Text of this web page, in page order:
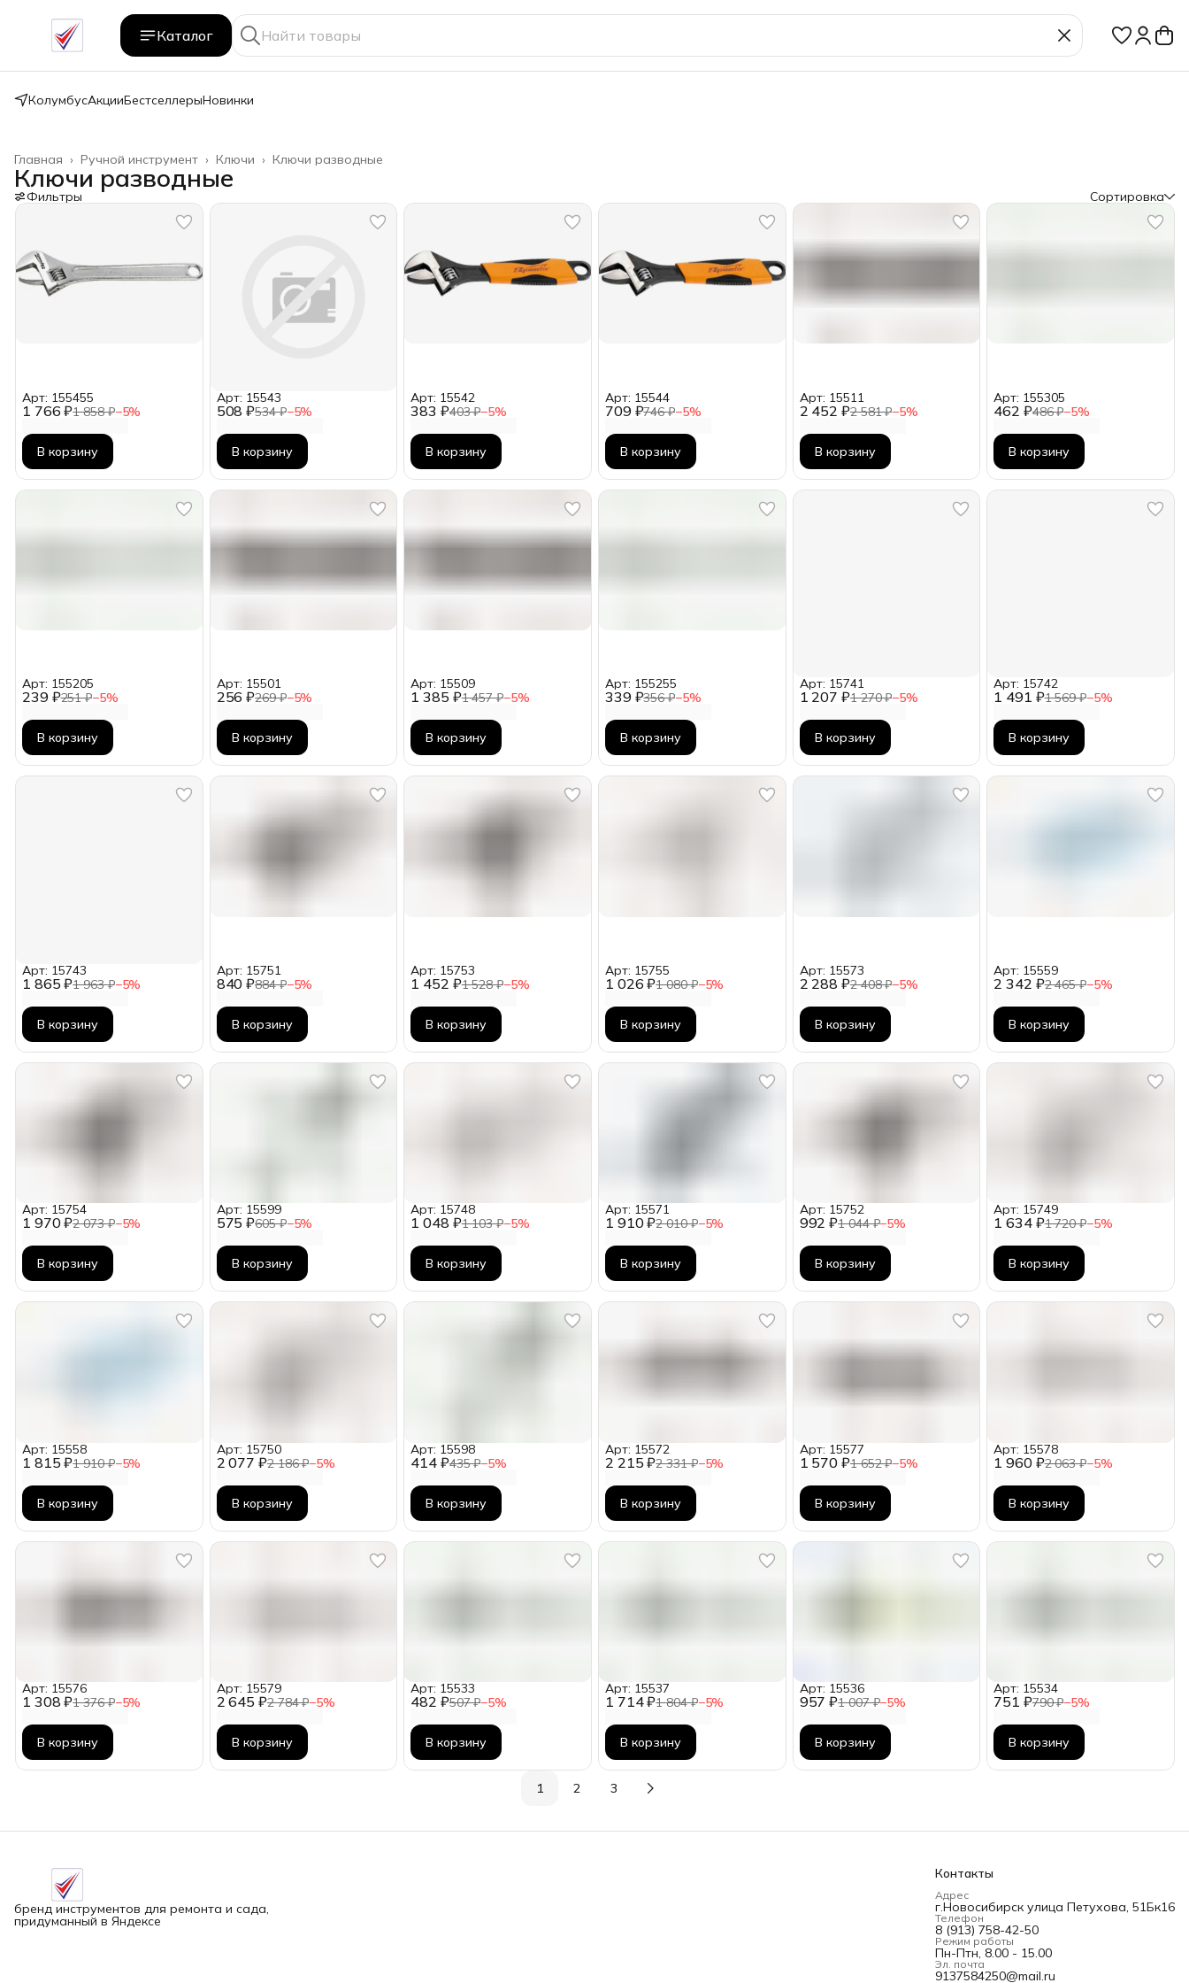
Каталог
КолумбусАкцииБестселлерыНовинки
Ключи разводные
Ключи ›
Ручной инструмент ›
Главная ›
Ключи разводные
Фильтры Сортировка
1 766 ₽1 858 ₽−5%
Арт: 155455
В корзину
508 ₽534 ₽−5%
Арт: 15543
В корзину
383 ₽403 ₽−5%
Арт: 15542
В корзину
709 ₽746 ₽−5%
Арт: 15544
В корзину
2 452 ₽2 581 ₽−5%
Арт: 15511
В корзину
462 ₽486 ₽−5%
Арт: 155305
В корзину
239 ₽251 ₽−5%
Арт: 155205
В корзину
256 ₽269 ₽−5%
Арт: 15501
В корзину
1 385 ₽1 457 ₽−5%
Арт: 15509
В корзину
339 ₽356 ₽−5%
Арт: 155255
В корзину
1 207 ₽1 270 ₽−5%
Арт: 15741
В корзину
1 491 ₽1 569 ₽−5%
Арт: 15742
В корзину
1 865 ₽1 963 ₽−5%
Арт: 15743
В корзину
840 ₽884 ₽−5%
Арт: 15751
В корзину
1 452 ₽1 528 ₽−5%
Арт: 15753
В корзину
1 026 ₽1 080 ₽−5%
Арт: 15755
В корзину
2 288 ₽2 408 ₽−5%
Арт: 15573
В корзину
2 342 ₽2 465 ₽−5%
Арт: 15559
В корзину
1 970 ₽2 073 ₽−5%
Арт: 15754
В корзину
575 ₽605 ₽−5%
Арт: 15599
В корзину
1 048 ₽1 103 ₽−5%
Арт: 15748
В корзину
1 910 ₽2 010 ₽−5%
Арт: 15571
В корзину
992 ₽1 044 ₽−5%
Арт: 15752
В корзину
1 634 ₽1 720 ₽−5%
Арт: 15749
В корзину
1 815 ₽1 910 ₽−5%
Арт: 15558
В корзину
2 077 ₽2 186 ₽−5%
Арт: 15750
В корзину
414 ₽435 ₽−5%
Арт: 15598
В корзину
2 215 ₽2 331 ₽−5%
Арт: 15572
В корзину
1 570 ₽1 652 ₽−5%
Арт: 15577
В корзину
1 960 ₽2 063 ₽−5%
Арт: 15578
В корзину
1 308 ₽1 376 ₽−5%
Арт: 15576
В корзину
2 645 ₽2 784 ₽−5%
Арт: 15579
В корзину
482 ₽507 ₽−5%
Арт: 15533
В корзину
1 714 ₽1 804 ₽−5%
Арт: 15537
В корзину
957 ₽1 007 ₽−5%
Арт: 15536
В корзину
751 ₽790 ₽−5%
Арт: 15534
В корзину
1 2 3
бренд инструментов для ремонта и сада,
придуманный в Яндексе
Контакты
Адрес
г.Новосибирск улица Петухова, 51Бк16
Телефон
8 (913) 758-42-50
Режим работы
Пн-Птн, 8.00 - 15.00
Эл. почта
9137584250@mail.ru